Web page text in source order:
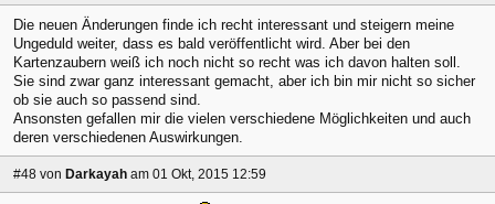
Die neuen Änderungen finde ich recht interessant und steigern meine
Ungeduld weiter, dass es bald veröffentlicht wird. Aber bei den
Kartenzaubern weiß ich noch nicht so recht was ich davon halten soll.
Sie sind zwar ganz interessant gemacht, aber ich bin mir nicht so sicher
ob sie auch so passend sind.
Ansonsten gefallen mir die vielen verschiedene Möglichkeiten und auch
deren verschiedenen Auswirkungen.
#48 von Darkayah am 01 Okt, 2015 12:59